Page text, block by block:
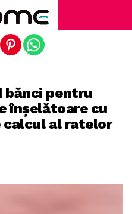
bănci pentru
înșelătoare cu
calcul al ratelor
version